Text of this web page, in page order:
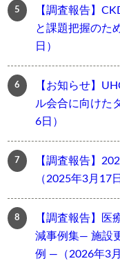
【調査報告】
と課題把握のた
日）
【お知らせ】
ル会合に向けた
6日）
【調査報告】
（2025年3月17
【調査報告】医
減事例集― 施設
例 ―（2026年3月